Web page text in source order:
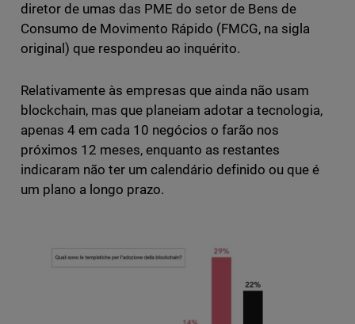
diretor de umas das PME do setor de Bens de
Consumo de Movimento Rápido (FMCG, na sigla
original) que respondeu ao inquérito.
Relativamente às empresas que ainda não usam
blockchain, mas que planeiam adotar a tecnologia,
apenas 4 em cada 10 negócios o farão nos
próximos 12 meses, enquanto as restantes
indicaram não ter um calendário definido ou que é
um plano a longo prazo.